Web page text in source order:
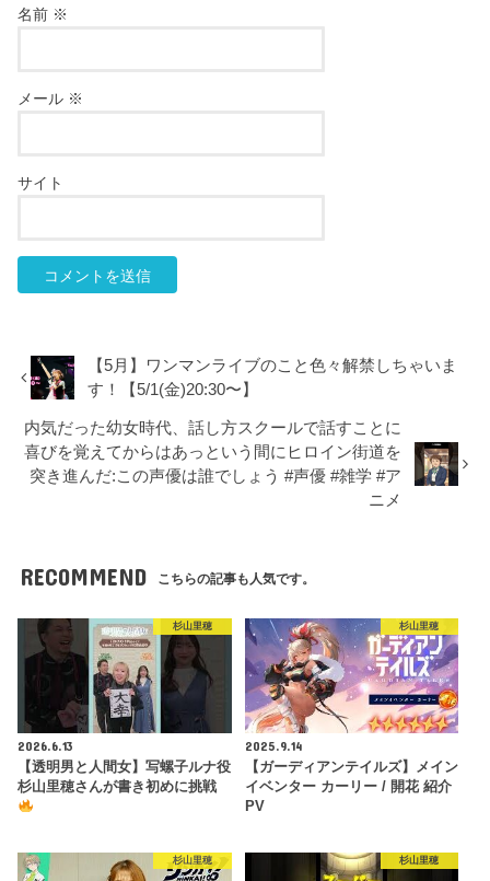
名前 ※
メール ※
サイト
【5月】ワンマンライブのこと色々解禁しちゃいま
す！【5/1(金)20:30〜】
内気だった幼女時代、話し方スクールで話すことに
喜びを覚えてからはあっという間にヒロイン街道を
突き進んだ:この声優は誰でしょう #声優 #雑学 #ア
ニメ
RECOMMEND こちらの記事も人気です。
杉山里穂
2026.6.13
【透明男と人間女】写螺子ルナ役
杉山里穂さんが書き初めに挑戦
杉山里穂
2025.9.14
【ガーディアンテイルズ】メイン
イベンター カーリー / 開花 紹介
PV
杉山里穂 杉山里穂